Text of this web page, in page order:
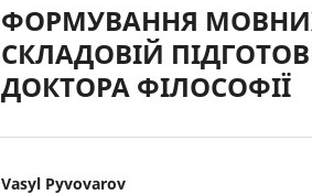
ФОРМУВАННЯ
СКЛАДОВІЙ
ДОКТОРА ФІЛОСОФІЇ
Vasyl Pyvovarov